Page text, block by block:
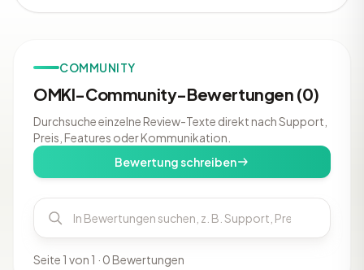
COMMUNITY
OMKI-Community-Bewertungen (0)
Durchsuche einzelne Review-Texte direkt nach Support,
Preis, Features oder Kommunikation.
Bewertung schreiben
Seite 1 von 1 · 0 Bewertungen